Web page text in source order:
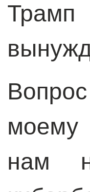
моему
нам